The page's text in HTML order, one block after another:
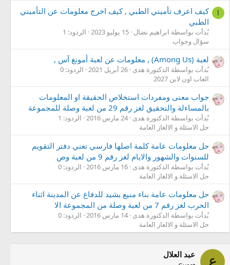
ا
كيف اعرف تأميني الطبي , كيف اخرج معلومات عن التأميني
الطبي
بُدأت بواسطة ابراهيم نضال 15 يوليو 2023
الردود: 1
سؤال وجواب
لعبة (Among Us) , معلومات عن لعبة أمونغ آس ,
بُدأت بواسطة الدكتورة هدى 26 أبريل 2021
الردود: 0
العاب اون لاين 2027
جواب معنى ومفردات استخلاص الحقيقة او المعلومات
بالمساءلة والتحقيق لغز رقم 29 من لعبة وصلة للمجموعة
بُدأت بواسطة الدكتورة هدى 24 مارس 2016
الردود: 1
حل الاسئلة و الالغاز العامة
حل معلومات عامة كلمة اصلها فارسي تعني دفتر التقويم
للسنوات والشهور والايام لغز رقم 9 من لعبة وص
بُدأت بواسطة الدكتورة هدى 16 مارس 2016
الردود: 0
حل الاسئلة و الالغاز العامة
حل معلومات عامة بناء منيع يشيد للدفاع عن المدينة اثناء
الحرب لغز رقم 7 من لعبة وصلة من المجموعة الا
بُدأت بواسطة الدكتورة هدى 14 مارس 2016
الردود: 0
حل الاسئلة و الالغاز العامة
ع عبد العلال